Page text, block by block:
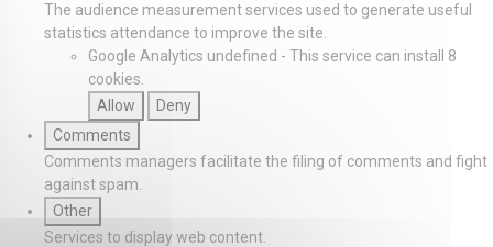
The audience measurement services used to generate useful
statistics attendance to improve the site.
Google Analytics undefined - This service can install 8
cookies.
Allow
Deny
Comments
Comments managers facilitate the filing of comments and fight
against spam.
Other
Services to display web content.